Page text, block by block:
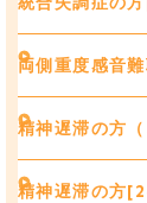
両側重度感音
精神遅滞の方
精神遅滞の方